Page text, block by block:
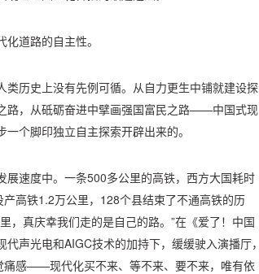
道路的自主性。
类历史上没有先例可循。从自力更生中铺就建设探
路，从砥砺奋进中擘画强国富民之路——中国式现
个脚印独立自主探索开辟出来的。
展速度中。一条500多公里的高铁，西方大国耗时
高铁1.2万公里，128个县结束了不通高铁的历
，真庆幸我们走的是自己的路。”在《爱了！中国
声光电和AIGC技术的加持下，缓缓驶入演播厅，
痛感——现代化买不来、等不来、要不来，唯有依